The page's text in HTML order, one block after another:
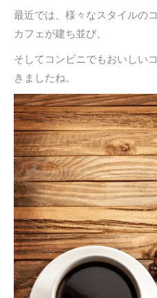
最近では、様々なスタイルの
カフェが建ち並び、
そしてコンビニでもおいしい
きましたね。